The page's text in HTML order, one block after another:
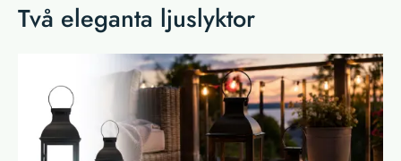
Två eleganta ljuslyktor